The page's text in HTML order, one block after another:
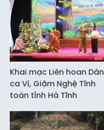
Khai mạc Liên hoan Dân
ca Ví, Giặm Nghệ Tĩnh
toàn tỉnh Hà Tĩnh